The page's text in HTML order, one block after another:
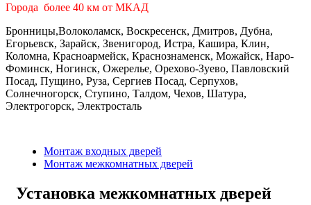
Города более 40 км от МКАД
Бронницы,Волоколамск, Воскресенск, Дмитров, Дубна,
Егорьевск, Зарайск, Звенигород, Истра, Кашира, Клин,
Коломна, Красноармейск, Краснознаменск, Можайск, Наро-
Фоминск, Ногинск, Ожерелье, Орехово-Зуево, Павловский
Посад, Пущино, Руза, Сергиев Посад, Серпухов,
Солнечногорск, Ступино, Талдом, Чехов, Шатура,
Электрогорск, Электросталь
Монтаж входных дверей
Монтаж межкомнатных дверей
Установка межкомнатных дверей